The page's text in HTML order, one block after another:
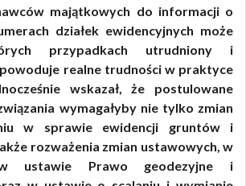
majątkowych do informacji o
działek ewidencyjnych może
przypadkach utrudniony i
realne trudności w praktyce
wskazał, że postulowane
wymagałyby nie tylko zmian
w sprawie ewidencji gruntów i
rozważenia zmian ustawowych, w
w ustawie Prawo geodezyjne i